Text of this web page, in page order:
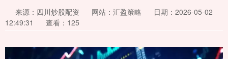
来源：四川炒股配资 网站：汇盈策略
日期：2026-05-02
12:49:31
查看：125